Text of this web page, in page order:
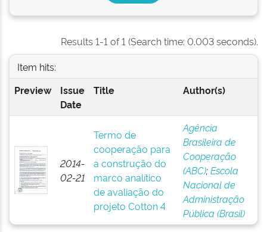
Results 1-1 of 1 (Search time: 0.003 seconds).
Item hits:
Preview
Issue
Date
Title Author(s)
2014-
02-21
Termo de
cooperação para
a construção do
marco analítico
de avaliação do
projeto Cotton 4
Agência
Brasileira de
Cooperação
(ABC);Escola
Nacional de
Administração
Pública (Brasil)